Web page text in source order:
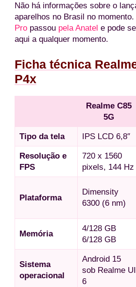
Não há informações sobre o
aparelhos no Brasil no momento.
Pro passou pela Anatel e pode
aqui a qualquer momento.
Ficha técnica
P4x
Realme C85
5G
Tipo da tela IPS LCD 6,8″
Resolução e
FPS
720 x 1560
pixels, 144 Hz
Plataforma
Dimensity
6300 (6 nm)
Memória
4/128 GB
6/128 GB
Sistema
operacional
Android 15
sob Realme UI
6